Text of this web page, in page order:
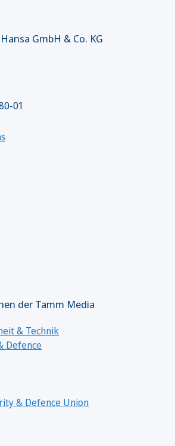
GmbH & Co. KG
01
der Tamm Media
& Technik
Defence
& Defence Union